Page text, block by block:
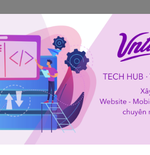
Theme